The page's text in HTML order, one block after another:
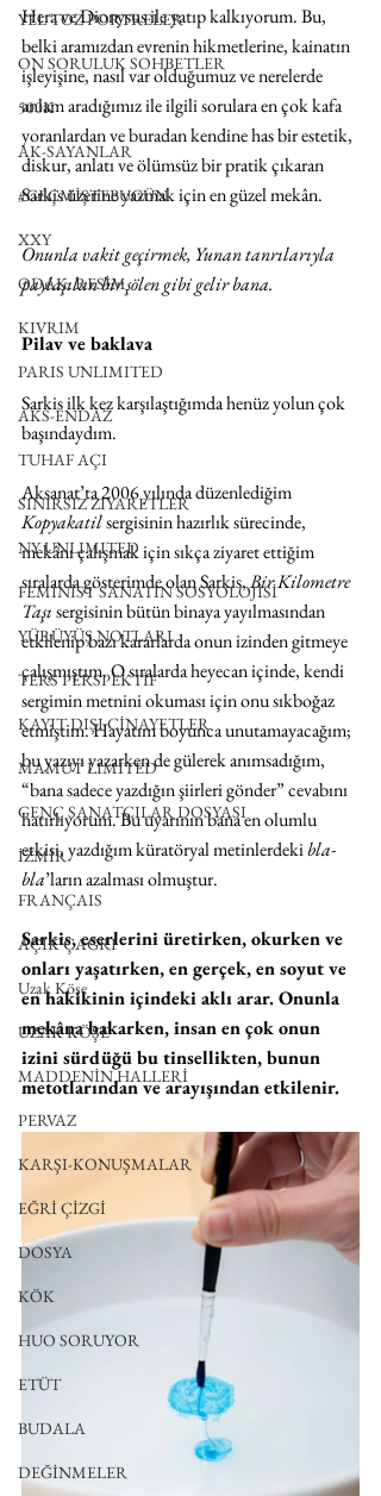
YEL TOZ PORTRELER
ON SORULUK SOHBETLER
500K
AK-SAYANLAR
#GEÇMİŞTEBUGÜN
XXY
ODAK: RESİM
KIVRIM
PARIS UNLIMITED
AKS-ENDAZ
TUHAF AÇI
SINIRSIZ ZİYARETLER
NY UNLIMITED
FEMİNİST SANATIN SOSYOLOJİSİ
YÜRÜYÜŞ NOTLARI
TERS PERSPEKTİF
KAYIT DIŞI CİNAYETLER
MAMUT LIMITED
GENÇ SANATÇILAR DOSYASI
İZMİR
FRANÇAIS
AÇIK ÇAĞRI
Uzak Köşe
UZAK KÖŞE
MADDENİN HALLERİ
PERVAZ
KARŞI-KONUŞMALAR
EĞRİ ÇİZGİ
DOSYA
KÖK
HUO SORUYOR
ETÜT
BUDALA
DEĞİNMELER
Hera ve Dionysus ile yatıp kalkıyorum. Bu,
belki aramızdan evrenin hikmetlerine, kainatın
işleyişine, nasıl var olduğumuz ve nerelerde
anlam aradığımız ile ilgili sorulara en çok kafa
yoranlardan ve buradan kendine has bir estetik,
diskur, anlatı ve ölümsüz bir pratik çıkaran
Sarkis üzerine yazmak için en güzel mekân.
Onunla vakit geçirmek, Yunan tanrılarıyla
paylaşılan bir şölen gibi gelir bana.
Pilav ve baklava
Sarkis ilk kez karşılaştığımda henüz yolun çok
başındaydım.
Aksanat’ta 2006 yılında düzenlediğim
Kopyakatil sergisinin hazırlık sürecinde,
mekânı çalışmak için sıkça ziyaret ettiğim
sıralarda gösterimde olan Sarkis, Bir Kilometre
Taşı sergisinin bütün binaya yayılmasından
etkilenip bazı kararlarda onun izinden gitmeye
çalışmıştım. O sıralarda heyecan içinde, kendi
sergimin metnini okuması için onu sıkboğaz
etmiştim. Hayatım boyunca unutamayacağım;
bu yazıyı yazarken de gülerek anımsadığım,
“bana sadece yazdığın şiirleri gönder” cevabını
hatırlıyorum. Bu uyarının bana en olumlu
etkisi, yazdığım küratöryal metinlerdeki bla-
bla’ların azalması olmuştur.
Sarkis, eserlerini üretirken, okurken ve
onları yaşatırken, en gerçek, en soyut ve
en hakikinin içindeki aklı arar. Onunla
mekâna bakarken, insan en çok onun
izini sürdüğü bu tinsellikten, bunun
metotlarından ve arayışından etkilenir.